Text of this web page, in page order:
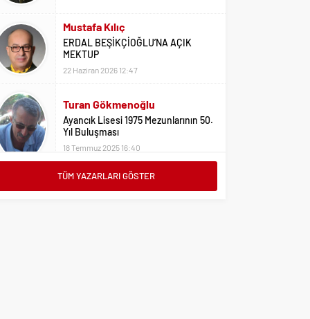
ERDAL BEŞİKÇİOĞLU’NA AÇIK
MEKTUP
22 Haziran 2026 12:47
Ayancık Lisesi 1975 Mezunlarının 50.
Yıl Buluşması
18 Temmuz 2025 16:40
Adil Yıldız
Bu Sene Fenerbahçe Ülke Puanlarını
TÜM YAZARLARI GÖSTER